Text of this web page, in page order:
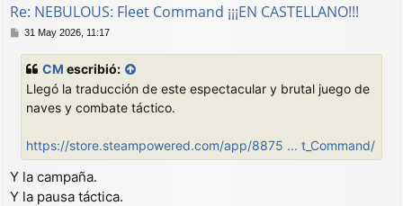
Re: NEBULOUS: Fleet Command ¡¡¡EN CASTELLANO!!!
M
31 May 2026, 11:17
CM escribió:
Llegó la traducción de este espectacular y brutal juego de
naves y combate táctico.
https://store.steampowered.com/app/8875 ... t_Command/
Y la campaña.
Y la pausa táctica.